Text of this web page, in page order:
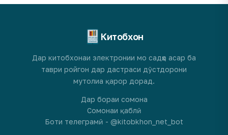
Китобхон
Дар китобхонаи электронии мо садҳо асар ба
таври ройгон дар дастраси дӯстдорони
мутолиа қарор дорад.
Дар бораи сомона
Сомонаи қаблӣ
Боти телеграмӣ - @kitobkhon_net_bot